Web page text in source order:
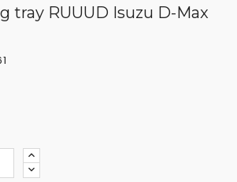
tray RUUUD Isuzu D-Max